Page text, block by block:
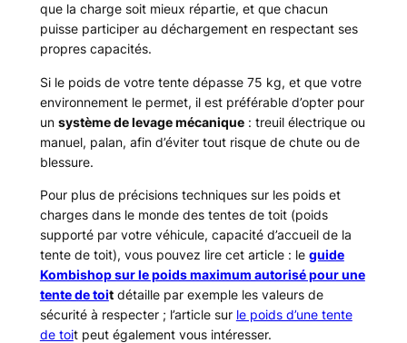
que la charge soit mieux répartie, et que chacun
puisse participer au déchargement en respectant ses
propres capacités.
Si le poids de votre tente dépasse 75 kg, et que votre
environnement le permet, il est préférable d’opter pour
un système de levage mécanique: treuil électrique ou
manuel, palan, afin d’éviter tout risque de chute ou de
blessure.
Pour plus de précisions techniques sur les poids et
charges dans le monde des tentes de toit (poids
supporté par votre véhicule, capacité d’accueil de la
tente de toit), vous pouvez lire cet article : le guide
Kombishop sur le poids maximum autorisé pour une
tente de toitdétaille par exemple les valeurs de
sécurité à respecter ; l’article sur le poids d’une tente
de toit peut également vous intéresser.